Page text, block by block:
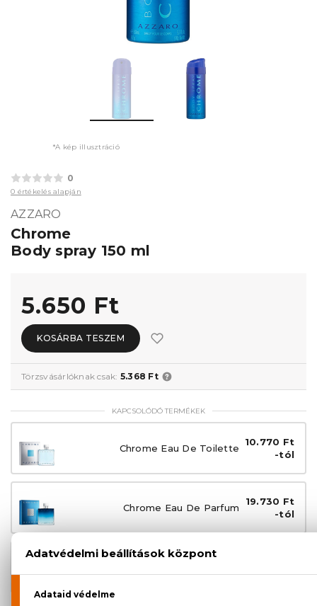
*A kép illusztráció
0
0 értékelés alapján
AZZARO
Chrome
Body spray 150 ml
5.650 Ft
KOSÁRBA TESZEM
Törzsvásárlóknak csak: 5.368 Ft
KAPCSOLÓDÓ TERMÉKEK
Chrome Eau De Toilette
10.770 Ft
-tól
Chrome Eau De Parfum
19.730 Ft
-tól
-tól